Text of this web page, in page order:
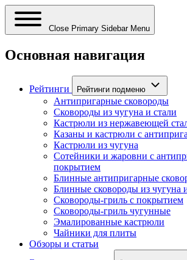
Close Primary Sidebar Menu
Основная навигация
Рейтинги Рейтинги подменю
Антипригарные сковороды
Сковороды из чугуна и стали
Кастрюли из нержавеющей
Казаны и кастрюли с
Кастрюли из чугуна
Сотейники и жаровни с
покрытием
Блинные антипригарные
Блинные сковороды из чугуна
Сковороды-гриль с покрытием
Сковороды-гриль чугунные
Эмалированные кастрюли
Чайники для плиты
Обзоры и статьи